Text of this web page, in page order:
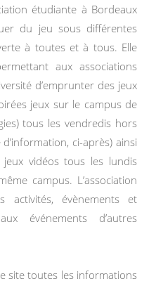
étudiante à Bordeaux
du jeu sous différentes
à toutes et à tous. Elle
aux associations
d’emprunter des jeux
jeux sur le campus de
tous les vendredis hors
ci-après) ainsi
vidéos tous les lundis
campus. L’association
activités, évènements et
événements d’autres
site toutes les informations